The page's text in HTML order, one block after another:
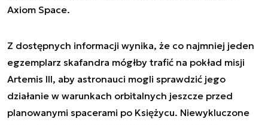
Axiom Space.
Z dostępnych informacji wynika, że co najmniej jeden
egzemplarz skafandra mógłby trafić na pokład misji
Artemis III, aby astronauci mogli sprawdzić jego
działanie w warunkach orbitalnych jeszcze przed
planowanymi spacerami po Księżycu. Niewykluczone